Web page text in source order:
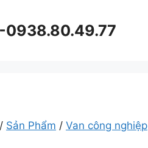
0938.80.49.77
/ Sản Phẩm / Van công nghiệp